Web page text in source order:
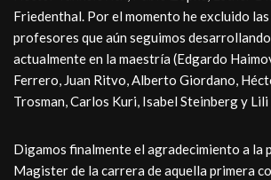
Friedenthal. Por el momento he excluido
profesores que aún seguimos
actualmente en la maestría (Edgardo
Ferrero, Juan Ritvo, Alberto Giordano,
Trosman, Carlos Kuri, Isabel Steinberg y Lili
Digamos finalmente el agradecimiento a la
Magister de la carrera de aquella primera